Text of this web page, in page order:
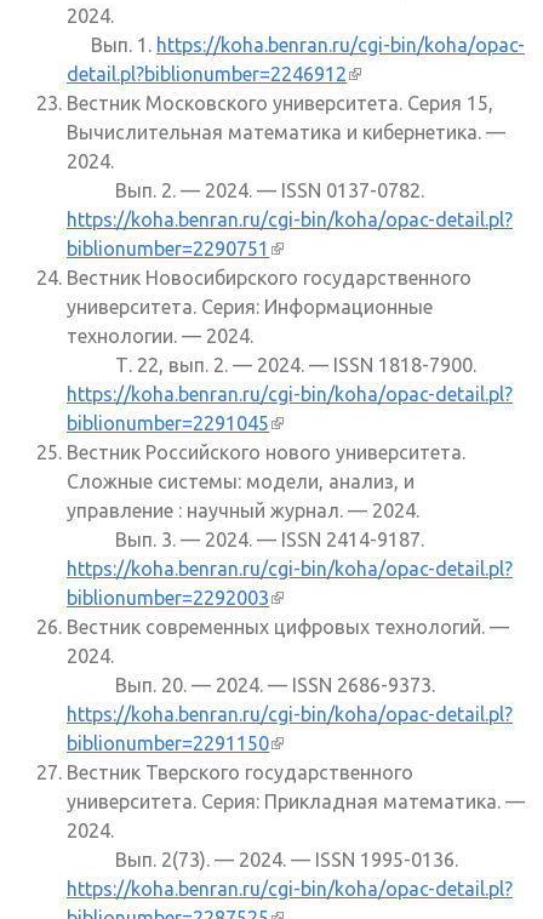
2024.
Вып. 1. https://koha.benran.ru/cgi-bin/koha/opac-
detail.pl?biblionumber=2246912(внешняя ссылка)
Вестник Московского университета. Серия 15,
Вычислительная математика и кибернетика. —
2024.
Вып. 2. — 2024. — ISSN 0137-0782.
https://koha.benran.ru/cgi-bin/koha/opac-detail.pl?
biblionumber=2290751 (внешняя ссылка)
Вестник Новосибирского государственного
университета. Серия: Информационные
технологии. — 2024.
Т. 22, вып. 2. — 2024. — ISSN 1818-7900.
https://koha.benran.ru/cgi-bin/koha/opac-detail.pl?
biblionumber=2291045(внешняя ссылка)
Вестник Российского нового университета.
Сложные системы: модели, анализ, и
управление : научный журнал. — 2024.
Вып. 3. — 2024. — ISSN 2414-9187.
https://koha.benran.ru/cgi-bin/koha/opac-detail.pl?
biblionumber=2292003(внешняя ссылка)
Вестник современных цифровых технологий. —
2024.
Вып. 20. — 2024. — ISSN 2686-9373.
https://koha.benran.ru/cgi-bin/koha/opac-detail.pl?
biblionumber=2291150(внешняя ссылка)
Вестник Тверского государственного
университета. Серия: Прикладная математика. —
2024.
Вып. 2(73). — 2024. — ISSN 1995-0136.
https://koha.benran.ru/cgi-bin/koha/opac-detail.pl?